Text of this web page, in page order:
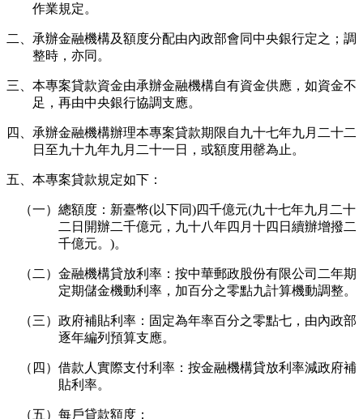
作業規定。
二、承辦金融機構及額度分配由內政部會同中央銀行定之；調
整時，亦同。
三、本專案貸款資金由承辦金融機構自有資金供應，如資金不
足，再由中央銀行協調支應。
四、承辦金融機構辦理本專案貸款期限自九十七年九月二十二
日至九十九年九月二十一日，或額度用罄為止。
五、本專案貸款規定如下：
（一）總額度：新臺幣(以下同)四千億元(九十七年九月二十
二日開辦二千億元，九十八年四月十四日續辦增撥二
千億元。)。
（二）金融機構貸放利率：按中華郵政股份有限公司二年期
定期儲金機動利率，加百分之零點九計算機動調整。
（三）政府補貼利率：固定為年率百分之零點七，由內政部
逐年編列預算支應。
（四）借款人實際支付利率：按金融機構貸放利率減政府補
貼利率。
（五）每戶貸款額度：